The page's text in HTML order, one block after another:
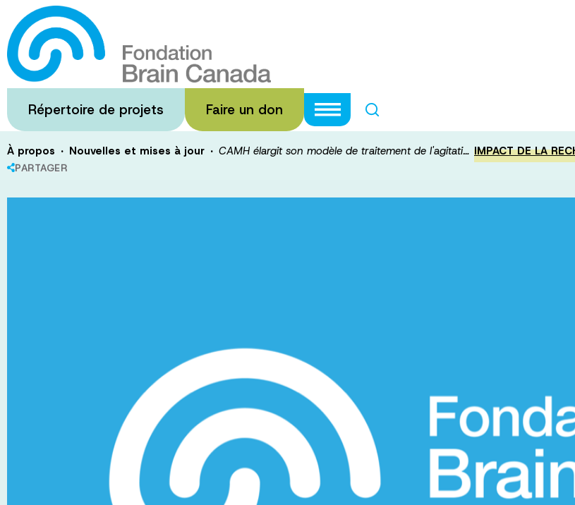
Passer
au
contenu
principal
Répertoire de projets Faire un don
CAMH élargit son modèle de
l'agitation dans la maladie
À propos · Nouvelles et mises à jour · CAMH élargit son modèle de traitement de l'agitati…
PARTAGER
IMPACT DE LA